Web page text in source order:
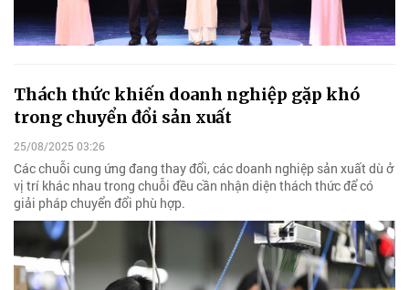
Thách thức khiến doanh nghiệp gặp khó
trong chuyển đổi sản xuất
25/08/2025 03:26
Các chuỗi cung ứng đang thay đổi, các doanh nghiệp sản xuất dù ở
vị trí khác nhau trong chuỗi đều cần nhận diện thách thức để có
giải pháp chuyển đổi phù hợp.